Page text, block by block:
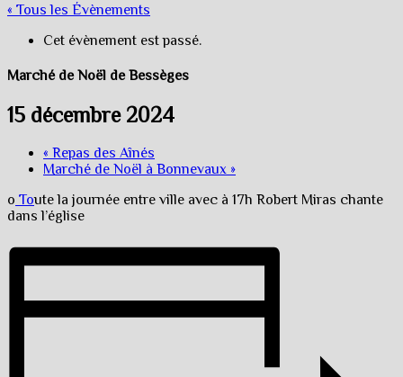
« Tous les Évènements
Cet évènement est passé.
Marché de Noël de Bessèges
15 décembre 2024
« Repas des Aînés
Marché de Noël à Bonnevaux »
o Toute la journée entre ville avec à 17h Robert Miras chante
dans l’église